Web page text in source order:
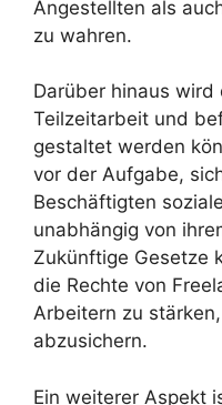
Angestellten als
zu wahren.
Darüber hinaus
Teilzeitarbeit und
gestaltet werden
vor der Aufgabe,
Beschäftigten
unabhängig von
Zukünftige Gesetze
die Rechte von
Arbeitern zu
abzusichern.
Ein weiterer Aspekt